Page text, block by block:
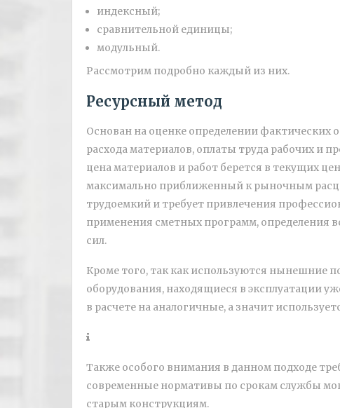
индексный;
сравнительной единицы;
модульный.
Рассмотрим подробно каждый из них.
Ресурсный метод
Основан на оценке определении фактических
расхода материалов, оплаты труда рабочих и
цена материалов и работ берется в текущих
максимально приближенный к рыночным
трудоемкий и требует привлечения
применения сметных программ, определения
сил.
Кроме того, так как используются нынешние
оборудования, находящиеся в эксплуатации
в расчете на аналогичные, а значит
Также особого внимания в данном подходе
современные нормативы по срокам службы
старым конструкциям.